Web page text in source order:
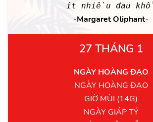
ít nhiều đau
-Margaret Oliphant-
27 THÁNG 1
NGÀY HOÀNG ĐẠO
NGÀY HOÀNG ĐẠO
GIỜ MÙI (14G)
NGÀY GIÁP TÝ